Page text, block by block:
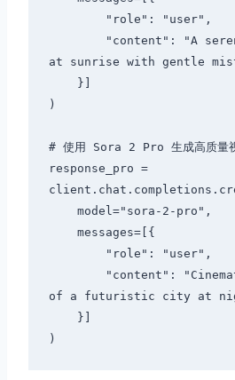
at sunrise with gentle
)
# 使用 Sora 2 Pro 生成高质
response_pro =
of a futuristic city at